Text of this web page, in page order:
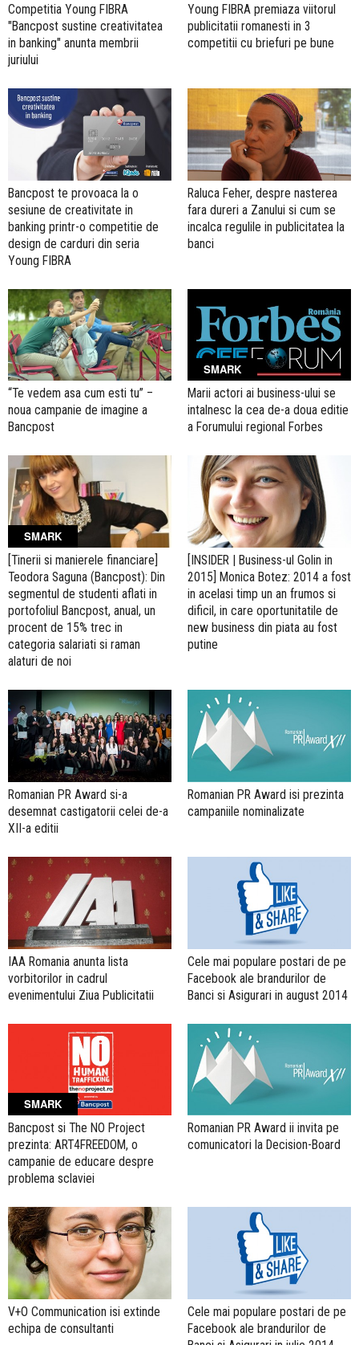
Competitia Young FIBRA
"Bancpost sustine creativitatea
in banking" anunta membrii
juriului
Young FIBRA premiaza viitorul
publicitatii romanesti in 3
competitii cu briefuri pe bune
Bancpost te provoaca la o
sesiune de creativitate in
banking printr-o competitie de
design de carduri din seria
Young FIBRA
Raluca Feher, despre nasterea
fara dureri a Zanului si cum se
incalca regulile in publicitatea la
banci
“Te vedem asa cum esti tu” –
noua campanie de imagine a
Bancpost
SMARK
Marii actori ai business-ului se
intalnesc la cea de-a doua editie
a Forumului regional Forbes
SMARK
[Tinerii si manierele financiare]
Teodora Saguna (Bancpost): Din
segmentul de studenti aflati in
portofoliul Bancpost, anual, un
procent de 15% trec in
categoria salariati si raman
alaturi de noi
[INSIDER | Business-ul Golin in
2015] Monica Botez: 2014 a fost
in acelasi timp un an frumos si
dificil, in care oportunitatile de
new business din piata au fost
putine
Romanian PR Award si-a
desemnat castigatorii celei de-a
XII-a editii
Romanian PR Award isi prezinta
campaniile nominalizate
IAA Romania anunta lista
vorbitorilor in cadrul
evenimentului Ziua Publicitatii
Cele mai populare postari de pe
Facebook ale brandurilor de
Banci si Asigurari in august 2014
SMARK
Bancpost si The NO Project
prezinta: ART4FREEDOM, o
campanie de educare despre
problema sclaviei
Romanian PR Award ii invita pe
comunicatori la Decision-Board
V+O Communication isi extinde
echipa de consultanti
Cele mai populare postari de pe
Facebook ale brandurilor de